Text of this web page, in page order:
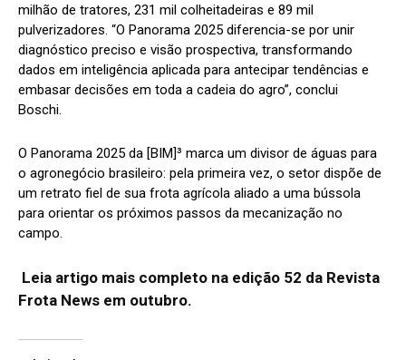
milhão de tratores, 231 mil colheitadeiras e 89 mil
pulverizadores. “O Panorama 2025 diferencia-se por unir
diagnóstico preciso e visão prospectiva, transformando
dados em inteligência aplicada para antecipar tendências e
embasar decisões em toda a cadeia do agro”, conclui
Boschi.
O Panorama 2025 da [BIM]³ marca um divisor de águas para
o agronegócio brasileiro: pela primeira vez, o setor dispõe de
um retrato fiel de sua frota agrícola aliado a uma bússola
para orientar os próximos passos da mecanização no
campo.
Leia artigo mais completo na edição 52 da Revista
Frota News em outubro.